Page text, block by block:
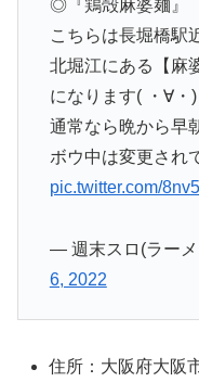
◎『鶏殻麻婆麺』
こちらは長堀橋駅
北堀江にある【麻
になります( ・∀・)
通常なら晩から早
ボウ中は変更され
pic.twitter.com/
— 週末スロ(ラー
6, 2022
住所：大阪府大阪